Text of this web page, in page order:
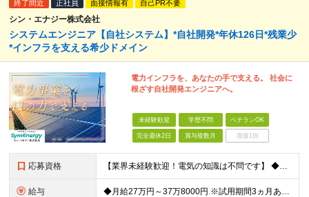
終了間近 正社員 面接情報有 自己PR不要
シン・エナジー株式会社
システムエンジニア【自社システム】*自社開発*年休126日*残業少
*インフラを支える希少ドメイン
電力インフラを、あなたの手で支える。 社会に
根ざす自社開発エンジニアへ。
未経験歓迎 学歴不問 ベテランOK
完全週休2日 賞与複数月 面接1回
応募資格 【業界未経験歓迎！電気の知識は不問です】 ◆何らかのプログラミング経験、または学習経験をお持ちの方（言語・年数不問） ※学歴不問 ≪こんな方を求めています≫ ・コミュニケーションを大切にし、論理的に
給与 ◆月給27万円～37万8000円 ※試用期間3ヵ月あり。期間中の給与・待遇の差異はありません ※残業代は全額支給しています